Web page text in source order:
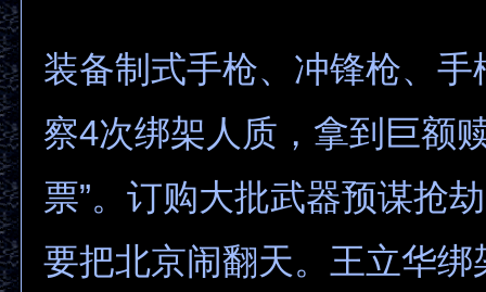
装备制式手枪、冲锋枪、手
察4次绑架人质，拿到巨额
票”。订购大批武器预谋抢
要把北京闹翻天。王立华绑